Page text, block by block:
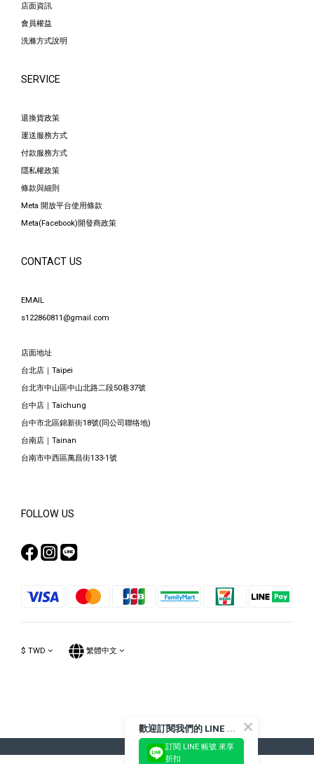
店面資訊
會員權益
洗滌方式說明
SERVICE
退換貨政策
運送服務方式
付款服務方式
隱私權政策
條款與細則
Meta 開放平台使用條款
Meta(Facebook)開發商政策
CONTACT US
EMAIL
s122860811@gmail.com
店面地址
台北店｜Taipei
台北市中山區中山北路二段50巷37號
台中店｜Taichung
台中市北區錦新街18號(同公司聯络地)
台南店｜Tainan
台南市中西區萬昌街133-1號
FOLLOW US
$ TWD 繁體中文
歡
迎訂閱我們的 LINE 官方帳號
訂閱 LINE 帳號 來享
折扣